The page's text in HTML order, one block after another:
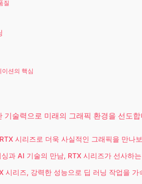
질
션의 핵심
술력으로 미래의 그래픽 환경을 선도
시리즈로 더욱 사실적인 그래픽을 만나
과 AI 기술의 만남, RTX 시리즈가 선사하
시리즈, 강력한 성능으로 딥 러닝 작업을 가